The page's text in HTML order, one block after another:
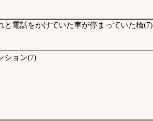
電話をかけていた車が停まっていた橋(7)
ション(7)